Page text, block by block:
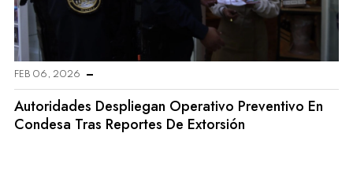
FEB 06, 2026
Autoridades Despliegan Operativo Preventivo En
Condesa Tras Reportes De Extorsión